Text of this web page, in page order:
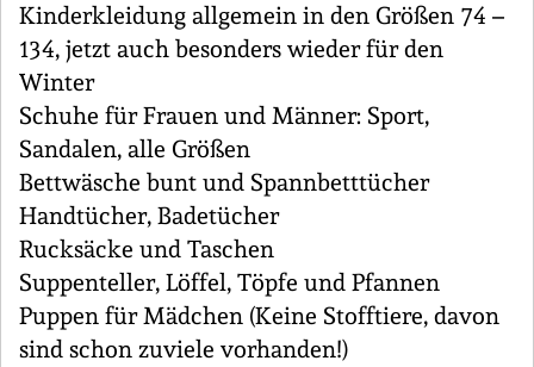
Kinderkleidung allgemein in den Größen 74 –
134, jetzt auch besonders wieder für den
Winter
Schuhe für Frauen und Männer: Sport,
Sandalen, alle Größen
Bettwäsche bunt und Spannbetttücher
Handtücher, Badetücher
Rucksäcke und Taschen
Suppenteller, Löffel, Töpfe und Pfannen
Puppen für Mädchen (Keine Stofftiere, davon
sind schon zuviele vorhanden!)